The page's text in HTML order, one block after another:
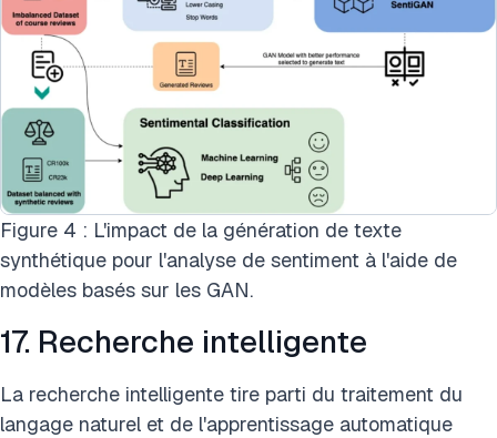
Figure 4 : L'impact de la génération de texte
synthétique pour l'analyse de sentiment à l'aide de
modèles basés sur les GAN.
17. Recherche intelligente
La recherche intelligente tire parti du traitement du
langage naturel et de l'apprentissage automatique